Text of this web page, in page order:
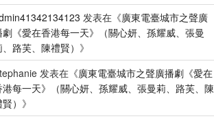
发表在《廣東電臺城市之聲廣
劇《愛在香港每一天》（關心妍、孫耀威、張曼
路芙、陳禮賢） 》
发表在《廣東電臺城市之聲廣播劇《愛在
港每一天》（關心妍、孫耀威、張曼莉、路芙、陳
） 》